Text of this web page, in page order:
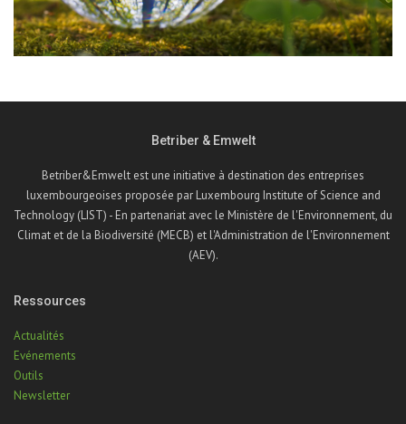
Betriber & Emwelt
Betriber&Emwelt est une initiative à destination des entreprises
luxembourgeoises proposée par Luxembourg Institute of Science and
Technology (LIST) - En partenariat avec le Ministère de l'Environnement, du
Climat et de la Biodiversité (MECB) et l'Administration de l'Environnement
(AEV).
Ressources
Actualités
Evénements
Outils
Newsletter